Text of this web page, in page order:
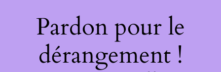
Pardon pour le
dérangement !